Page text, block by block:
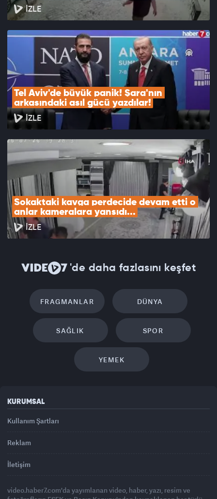
İZLE
Tel Aviv'de büyük panik! Şara'nın
arkasındaki asıl gücü yazdılar!
İZLE
Sokaktaki kavga perdecide devam etti o
anlar kameralara yansıdı...
İZLE
'de daha fazlasını keşfet
FRAGMANLAR DÜNYA
SAĞLIK SPOR
YEMEK
KURUMSAL
Kullanım Şartları
Reklam
İletişim
video.haber7.com'da yayımlanan video, haber, yazı, resim ve